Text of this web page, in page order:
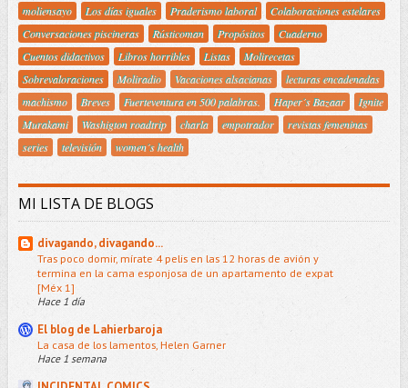
moliensayo
Los días iguales Praderismo laboral
Colaboraciones estelares
Conversaciones piscineras
Rústicoman Propósitos
Cuaderno
Cuentos didactivos
Libros horribles Listas
Molirecetas
Sobrevaloraciones
Moliradio Vacaciones alsacianas
lecturas encadenadas
machismo
Breves Fuerteventura en 500 palabras. Haper´s Bazaar
Ignite
Murakami
Washigton roadtrip charla empotrador
revistas femeninas
series
televisión women´s health
MI LISTA DE BLOGS
divagando, divagando...
Tras poco domir, mírate 4 pelis en las 12 horas de avión y
termina en la cama esponjosa de un apartamento de expat
[Méx 1]
Hace 1 día
El blog de Lahierbaroja
La casa de los lamentos, Helen Garner
Hace 1 semana